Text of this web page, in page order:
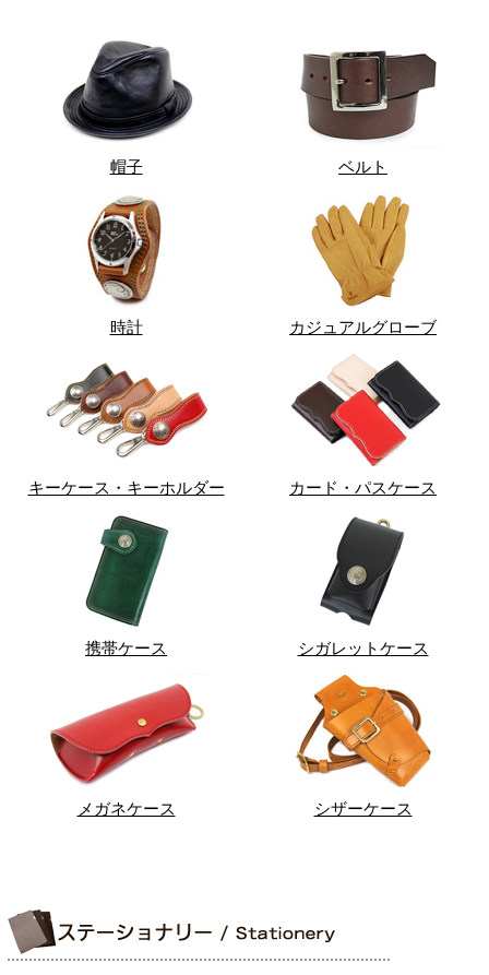
帽子 ベルト
時計 カジュアルグローブ
キーケース・キーホルダー カード・パスケース
携帯ケース シガレットケース
メガネケース シザーケース